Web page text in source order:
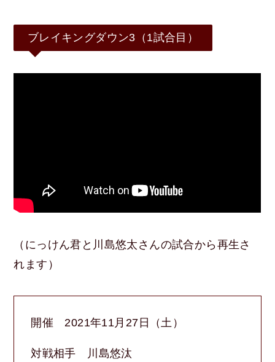
ブレイキングダウン3（1試合目）
（にっけん君と川島悠太さんの試合から再生さ
れます）
開催 2021年11月27日（土）
対戦相手 川島悠汰